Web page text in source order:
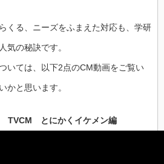
くる、ニーズをふまえた対応も、学研
気の秘訣です。
いては、以下2点のCM動画をご覧い
かと思います。
TVCM とにかくイケメン編